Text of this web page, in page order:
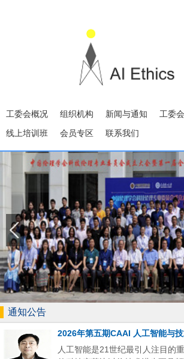
工委会概况 组织机构 新闻与通知 工委
线上培训班 会员专区 联系我们
通知公告
人工智能是21世纪最引人注目的